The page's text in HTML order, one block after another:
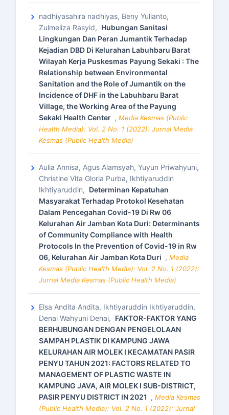
nadhiyasahira nadhiyas, Beny Yulianto,
Zulmeliza Rasyid, Hubungan Sanitasi
Lingkungan Dan Peran Jumantik Terhadap
Kejadian DBD Di Kelurahan Labuhbaru Barat
Wilayah Kerja Puskesmas Payung Sekaki : The
Relationship between Environmental
Sanitation and the Role of Jumantik on the
Incidence of DHF in the Labuhbaru Barat
Village, the Working Area of ​​the Payung
Sekaki Health Center , Media Kesmas (Public
Health Media): Vol. 2 No. 1 (2022): Jurnal Media
Kesmas (Public Health Media)
Aulia Annisa, Agus Alamsyah, Yuyun Priwahyuni,
Christine Vita Gloria Purba, Ikhtiyaruddin
Ikhtiyaruddin, Determinan Kepatuhan
Masyarakat Terhadap Protokol Kesehatan
Dalam Pencegahan Covid-19 Di Rw 06
Kelurahan Air Jamban Kota Duri: Determinants
of Community Compliance with Health
Protocols In the Prevention of Covid-19 in Rw
06, Kelurahan Air Jamban Kota Duri , Media
Kesmas (Public Health Media): Vol. 2 No. 1 (2022):
Jurnal Media Kesmas (Public Health Media)
Elsa Andita Andita, Ikhtiyaruddin Ikhtiyaruddin,
Denai Wahyuni Denai, FAKTOR-FAKTOR YANG
BERHUBUNGAN DENGAN PENGELOLAAN
SAMPAH PLASTIK DI KAMPUNG JAWA
KELURAHAN AIR MOLEK I KECAMATAN PASIR
PENYU TAHUN 2021: FACTORS RELATED TO
MANAGEMENT OF PLASTIC WASTE IN
KAMPUNG JAVA, AIR MOLEK I SUB-DISTRICT,
PASIR PENYU DISTRICT IN 2021 , Media Kesmas
(Public Health Media): Vol. 2 No. 1 (2022): Jurnal